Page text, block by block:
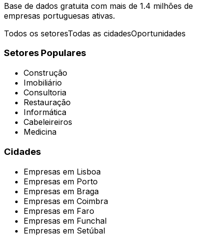
Base de dados gratuita com mais de 1.4 milhões de
empresas portuguesas ativas.
Todos os setoresTodas as cidadesOportunidades
Setores Populares
Construção
Imobiliário
Consultoria
Restauração
Informática
Cabeleireiros
Medicina
Cidades
Empresas em Lisboa
Empresas em Porto
Empresas em Braga
Empresas em Coimbra
Empresas em Faro
Empresas em Funchal
Empresas em Setúbal